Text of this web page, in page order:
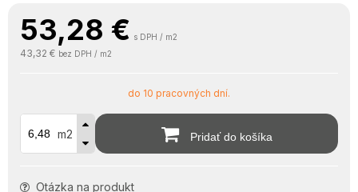
53,28 € s DPH / m2
43,32 € bez DPH / m2
do 10 pracovných dní.
m2 Pridať do košíka
Otázka na produkt